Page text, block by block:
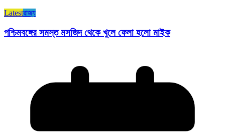
Latestরাজ্য​
পশ্চিমবঙ্গের সমস্ত মসজিদ থেকে খুলে ফেলা হলো মাইক